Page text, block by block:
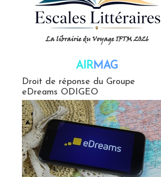
AIRMAG
Droit de réponse du Groupe
eDreams ODIGEO